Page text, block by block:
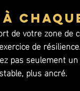
de votre zone de
de résilience.
pas seulement
plus ancré.